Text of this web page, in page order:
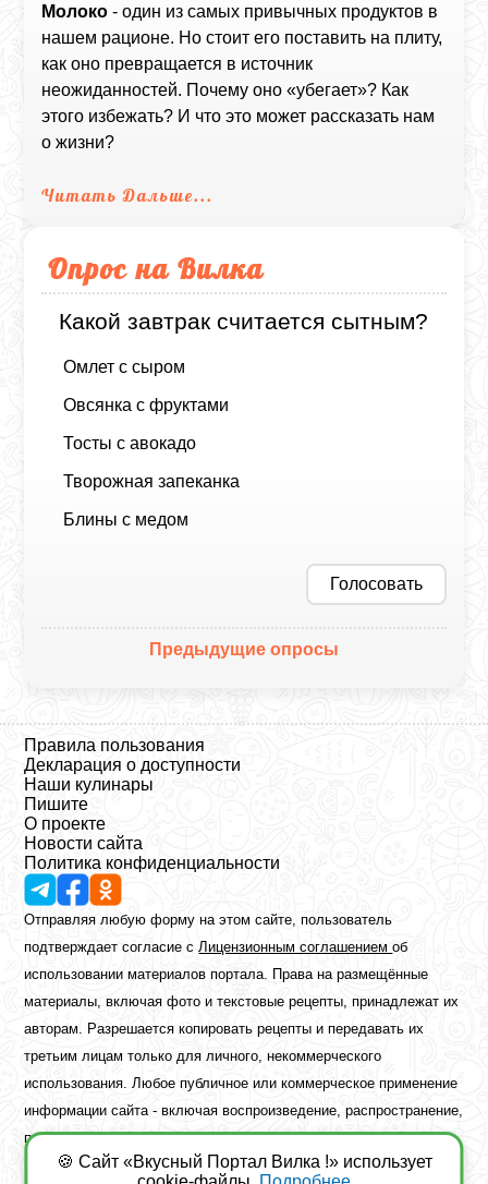
Молоко - один из самых привычных продуктов в
нашем рационе. Но стоит его поставить на плиту,
как оно превращается в источник
неожиданностей. Почему оно «убегает»? Как
этого избежать? И что это может рассказать нам
о жизни?
Читать Дальше...
Опрос на Вилка
Какой завтрак считается сытным?
Омлет с сыром
Овсянка с фруктами
Тосты с авокадо
Творожная запеканка
Блины с медом
Голосовать
Предыдущие опросы
Правила пользования
Декларация о доступности
Наши кулинары
Пишите
О проекте
Новости сайта
Политика конфиденциальности
Отправляя любую форму на этом сайте, пользователь
подтверждает согласие сЛицензионным соглашениемоб
использовании материалов портала. Права на размещённые
материалы, включая фото и текстовые рецепты, принадлежат их
авторам. Разрешается копировать рецепты и передавать их
третьим лицам только для личного, некоммерческого
использования. Любое публичное или коммерческое применение
информации сайта - включая воспроизведение, распространение,
публикацию или обработку - возможно лишь при наличии
предварительного письменного разрешения правообладателя.
🍪 Сайт «Вкусный Портал Вилка !» использует